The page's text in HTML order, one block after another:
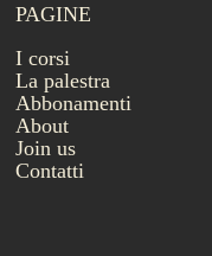
PAGINE
I corsi
La palestra
Abbonamenti
About
Join us
Contatti